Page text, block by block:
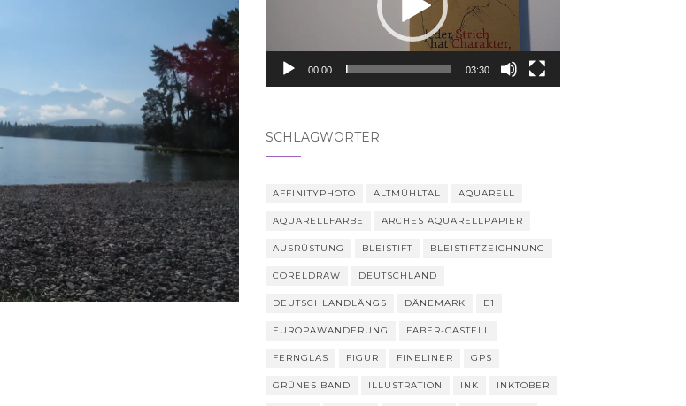
00:00 03:30
SCHLAGWÖRTER
AFFINITYPHOTO ALTMÜHLTAL AQUARELL
AQUARELLFARBE ARCHES AQUARELLPAPIER
AUSRÜSTUNG BLEISTIFT BLEISTIFTZEICHNUNG
CORELDRAW DEUTSCHLAND
DEUTSCHLANDLÄNGS DÄNEMARK E1
EUROPAWANDERUNG FABER-CASTELL
FERNGLAS FIGUR FINELINER GPS
GRÜNES BAND ILLUSTRATION INK INKTOBER